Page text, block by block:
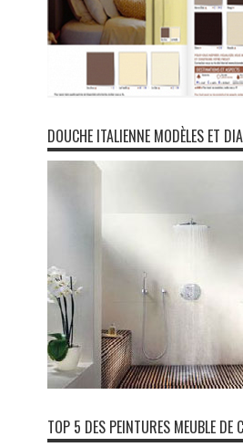
DOUCHE ITALIENNE MODÈLES ET
TOP 5 DES PEINTURES MEUBLE DE